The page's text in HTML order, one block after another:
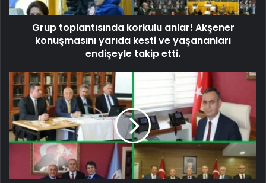
Grup toplantısında korkulu anlar! Akşener
konuşmasını yarıda kesti ve yaşananları
endişeyle takip etti.